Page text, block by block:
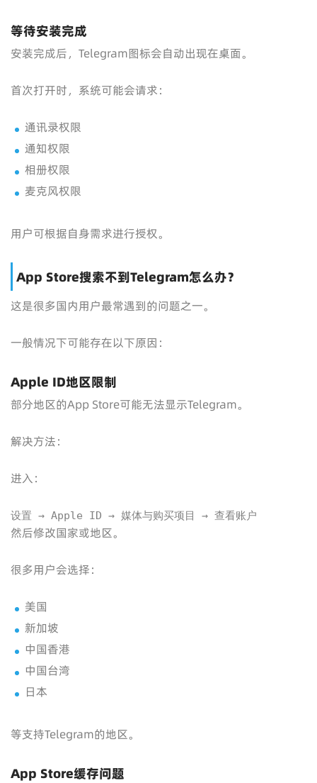
等待安装完成
安装完成后，Telegram图标会自动出现在桌面。
首次打开时，系统可能会请求：
通讯录权限
通知权限
相册权限
麦克风权限
用户可根据自身需求进行授权。
App Store搜索不到Telegram怎么办？
这是很多国内用户最常遇到的问题之一。
一般情况下可能存在以下原因：
Apple ID地区限制
部分地区的App Store可能无法显示Telegram。
解决方法：
进入：
设置 → Apple ID → 媒体与购买项目 → 查看账户
然后修改国家或地区。
很多用户会选择：
美国
新加坡
中国香港
中国台湾
日本
等支持Telegram的地区。
App Store缓存问题